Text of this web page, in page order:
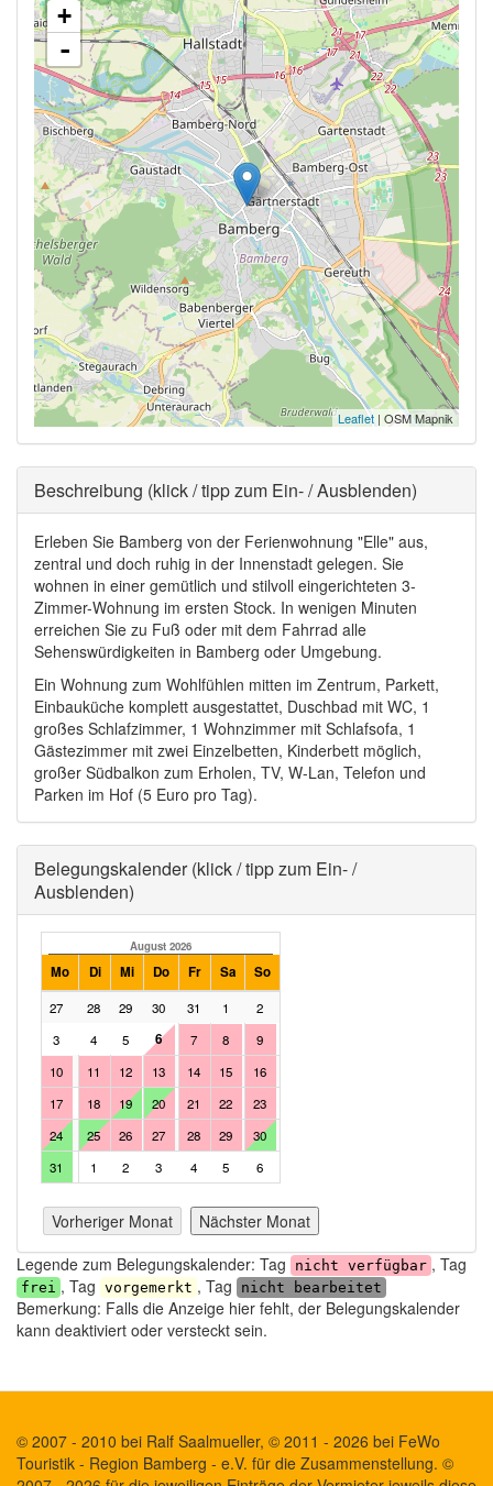
+
-
Leaflet | OSM Mapnik
Ausblenden
Beschreibung (klick / tipp zum Ein- / Ausblenden)
Erleben Sie Bamberg von der Ferienwohnung "Elle" aus,
zentral und doch ruhig in der Innenstadt gelegen. Sie
wohnen in einer gemütlich und stilvoll eingerichteten 3-
Zimmer-Wohnung im ersten Stock. In wenigen Minuten
erreichen Sie zu Fuß oder mit dem Fahrrad alle
Sehenswürdigkeiten in Bamberg oder Umgebung.
Ein Wohnung zum Wohlfühlen mitten im Zentrum, Parkett,
Einbauküche komplett ausgestattet, Duschbad mit WC, 1
großes Schlafzimmer, 1 Wohnzimmer mit Schlafsofa, 1
Gästezimmer mit zwei Einzelbetten, Kinderbett möglich,
großer Südbalkon zum Erholen, TV, W-Lan, Telefon und
Parken im Hof (5 Euro pro Tag).
Ausblenden
Belegungskalender (klick / tipp zum Ein- /
Ausblenden)
August 2026
Mo Di Mi Do Fr Sa So
27 28 29 30 31 1
2
3
4 5 6 7 8
9
10
11 12 13 14 15
16
17
18 19 20 21 22
23
24
25 26 27 28 29
30
31
1 2 3 4 5 6
Vorheriger Monat
Nächster Monat
Legende zum Belegungskalender: Tag
nicht verfügbar , Tag
frei , Tag vorgemerkt , Tag nicht bearbeitet
Bemerkung: Falls die Anzeige hier fehlt, der Belegungskalender
kann deaktiviert oder versteckt sein.
© 2007 - 2010 bei Ralf Saalmueller, © 2011 - 2026 bei FeWo
Touristik - Region Bamberg - e.V. für die Zusammenstellung. ©